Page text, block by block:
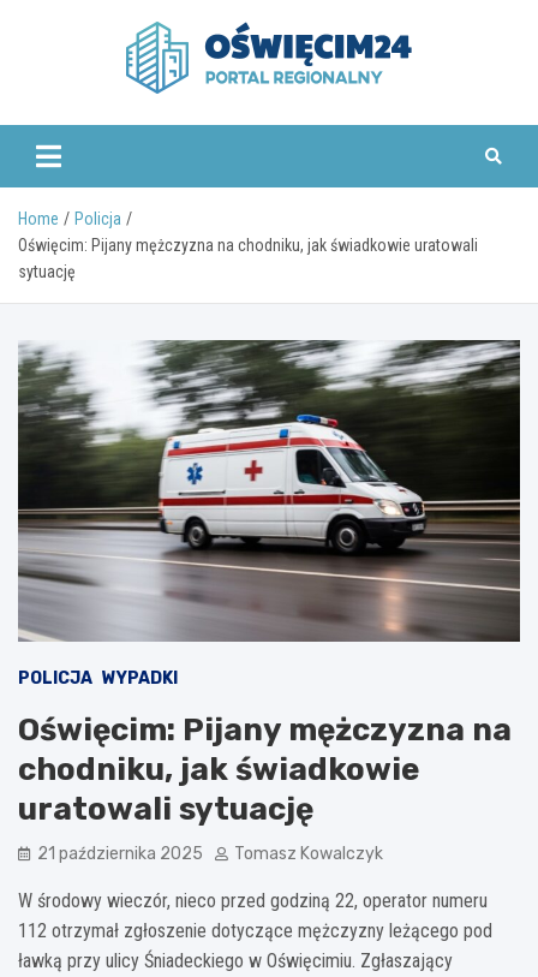
www.oswiecim24.pl
Home
Policja
Oświęcim: Pijany mężczyzna na chodniku, jak świadkowie uratowali
sytuację
POLICJA WYPADKI
Oświęcim: Pijany mężczyzna na
chodniku, jak świadkowie
uratowali sytuację
21 października 2025 Tomasz Kowalczyk
W środowy wieczór, nieco przed godziną 22, operator numeru
112 otrzymał zgłoszenie dotyczące mężczyzny leżącego pod
ławką przy ulicy Śniadeckiego w Oświęcimiu. Zgłaszający